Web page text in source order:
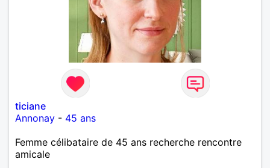
ticiane
Annonay - 45 ans
Femme célibataire de 45 ans recherche rencontre
amicale